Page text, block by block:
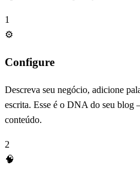
1
⚙️
Configure
Descreva seu negócio, adicione
escrita. Esse é o DNA do seu blog
conteúdo.
2
🧠